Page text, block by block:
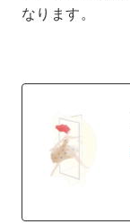
なります。